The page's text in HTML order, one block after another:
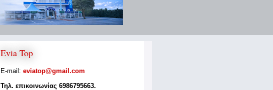
Evia Top
E-mail: eviatop@gmail.com
Τηλ. επικοινωνίας 6986795663.